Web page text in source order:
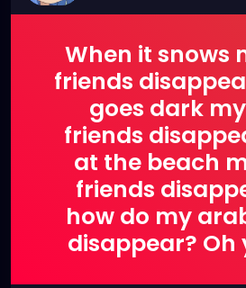
When it snows
friends
goes dark
friends
at the beach
friends
how do my
disappear? Oh